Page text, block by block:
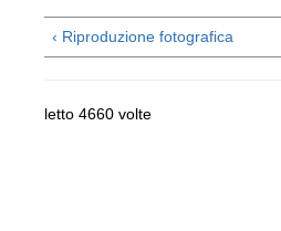
‹ Riproduzione fotografica
letto 4660 volte